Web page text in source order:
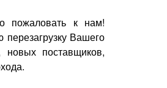
пожаловать к нам!
перезагрузку Вашего
новых поставщиков,